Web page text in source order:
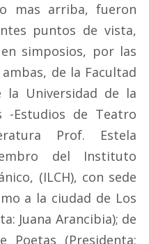
mas arriba, fueron
puntos de vista,
simposios, por las
de la Facultad
la Universidad de la
-Estudios de Teatro
Prof. Estela
del Instituto
(ILCH), con sede
a la ciudad de Los
Juana Arancibia); de
Poetas (Presidenta: